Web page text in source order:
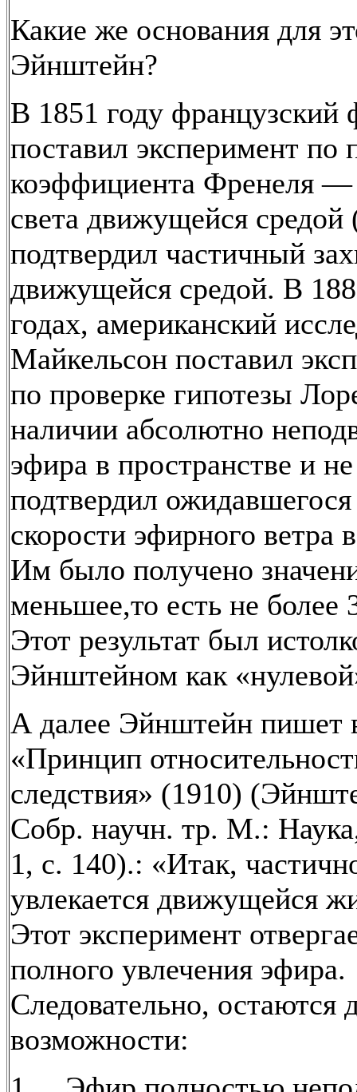
Какие же основания для
Эйнштейн?
В 1851 году французский
поставил эксперимент по
коэффициента Френеля —
света движущейся средой
подтвердил частичный
движущейся средой. В
годах, американский
Майкельсон поставил
по проверке гипотезы
наличии абсолютно
эфира в пространстве и не
подтвердил ожидавшегося
скорости эфирного ветра
Им было получено
меньшее,то есть не более
Этот результат был
Эйнштейном как
А далее Эйнштейн пишет
«Принцип
следствия» (1910)
Собр. научн. тр. М.:
1, с. 140).: «Итак,
увлекается движущейся
Этот эксперимент
полного увлечения эфира.
Следовательно, остаются
возможности: